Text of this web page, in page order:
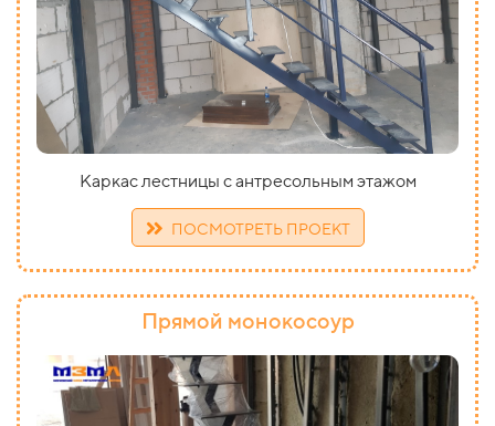
Каркас лестницы с антресольным этажом
ПОСМОТРЕТЬ ПРОЕКТ
Прямой монокосоур